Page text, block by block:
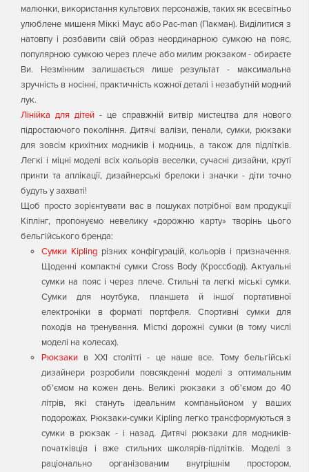
малюнки, використання культових персонажів, таких як всесвітньо
улюблене мишеня Міккі Маус або Pac-man (Пакман). Виділитися з
натовпу і розбавити свій образ неординарною сумкою на пояс,
популярною сумкою через плече або милим рюкзаком - обираєте
Ви. Незмінним залишається лише результат - максимальна
зручність в носінні, практичність кожної деталі і незабутній модний
лук.
Лінійка для дітей- це справжній витвір мистецтва для нового
підростаючого покоління. Дитячі валізи, пенали, сумки, рюкзаки
для зовсім крихітних модників і модниць, а також для підлітків.
Легкі і міцні моделі всіх кольорів веселки, сучасні дизайни, круті
принти та аплікації, дизайнерські брелоки і значки - діти точно
будуть у захваті!
Щоб просто зорієнтувати вас в пошуках потрібної вам продукції
Кіплінг, пропонуємо невелику «дорожню карту» творінь цього
бельгійського бренда:
Сумки Kiplingрізних конфігурацій, кольорів і призначення.
Щоденні компактні сумки Cross Body (Кроссбоді). Актуальні
сумки на пояс і через плече. Стильні та легкі міські сумки.
Сумки для ноутбука, планшета й іншої портативної
електроніки в форматі портфеля. Спортивні сумки для
походів на тренування. Місткі дорожні сумки (в тому числі
моделі на колесах).
Рюкзаки в ХXI столітті - це наше все. Тому бельгійські
дизайнери розробили повсякденні моделі з оптимальним
об'ємом на кожен день. Великі рюкзаки з об'ємом до 40
літрів, які стануть ідеальним компаньйоном у ваших
подорожах. Рюкзаки-сумки Kipling легко трансформуються з
сумки в рюкзак - і назад. Дитячі рюкзаки для модників-
початківців і вже стильних школярів-підлітків. Моделі з
раціонально організованим внутрішнім простором,